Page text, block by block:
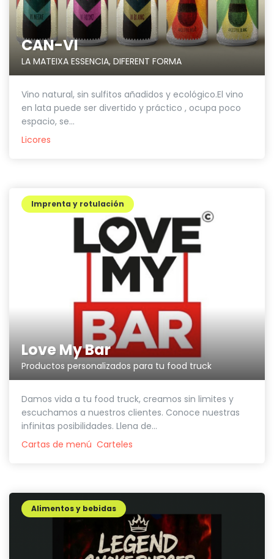
CAN-VI
LA MATEIXA ESSENCIA, DIFERENT FORMA
Vino natural, sin sulfitos añadidos y ecológico.El vino
en lata puede ser divertido y práctico , ocupa poco
espacio, se...
Licores
Love My Bar
Productos personalizados para tu food truck
Imprenta y rotulación
Damos vida a tu food truck, creamos sin limites y
escuchamos a nuestros clientes. Conoce nuestras
infinitas posibilidades. Llena de...
Cartas de menú Carteles
Alimentos y bebidas